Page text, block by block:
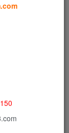
除，谢谢合作！
与违法、侵权
删除，违规后